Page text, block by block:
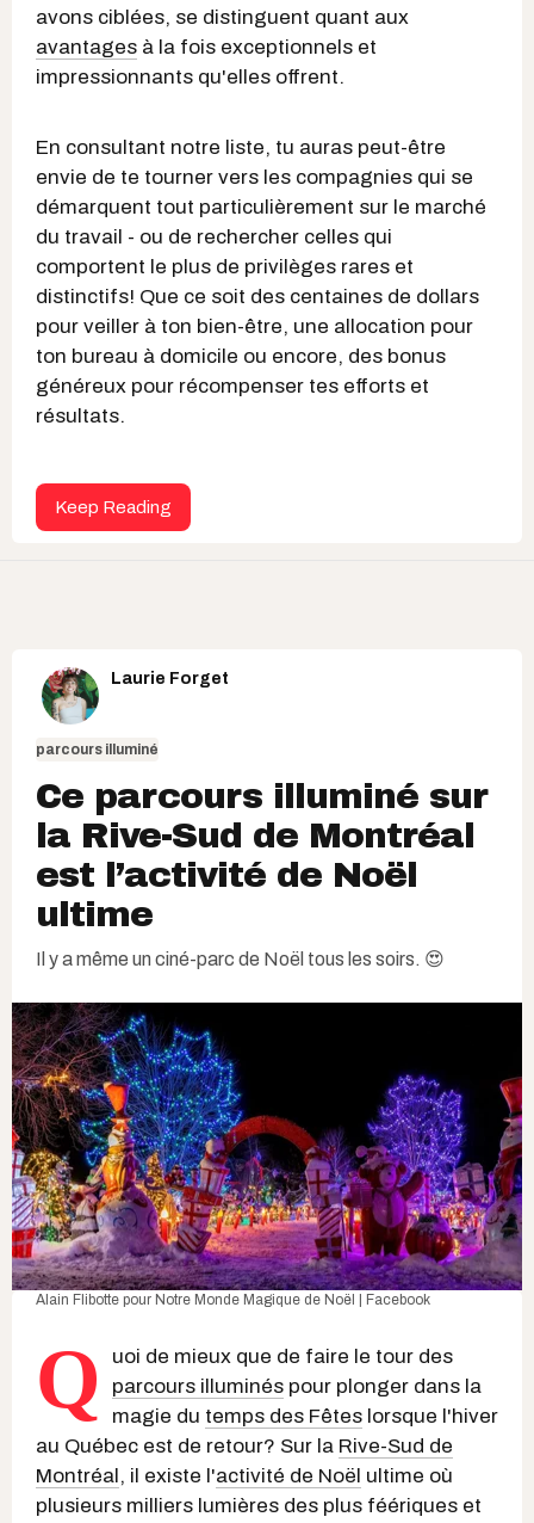
avons ciblées, se distinguent quant aux
avantages à la fois exceptionnels et
impressionnants qu'elles offrent.
En consultant notre liste, tu auras peut-être
envie de te tourner vers les compagnies qui se
démarquent tout particulièrement sur le marché
du travail - ou de rechercher celles qui
comportent le plus de privilèges rares et
distinctifs! Que ce soit des centaines de dollars
pour veiller à ton bien-être, une allocation pour
ton bureau à domicile ou encore, des bonus
généreux pour récompenser tes efforts et
résultats.
Keep Reading
Laurie Forget
parcours illuminé
Ce parcours illuminé sur
la Rive-Sud de Montréal
est l’activité de Noël
ultime
Il y a même un ciné-parc de Noël tous les soirs. 😍
Alain Flibotte pour Notre Monde Magique de Noël | Facebook
Q
uoi de mieux que de faire le tour des
parcours illuminés pour plonger dans la
magie du temps des Fêtes lorsque l'hiver
au Québec est de retour? Sur la Rive-Sud de
Montréal, il existe l'activité de Noël ultime où
plusieurs milliers lumières des plus féériques et